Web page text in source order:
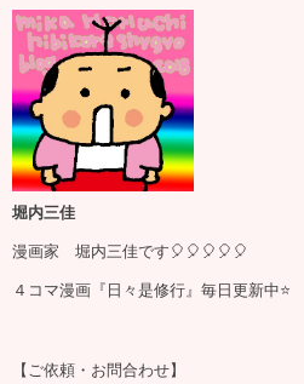
堀内三佳
漫画家 堀内三佳です🎈🎈🎈🎈🎈
４コマ漫画『日々是修行』毎日更新中⭐️
【ご依頼・お問合わせ】